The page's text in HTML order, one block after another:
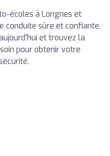
écoles à Longnes et
conduite sûre et confiante.
et trouvez la
pour obtenir votre